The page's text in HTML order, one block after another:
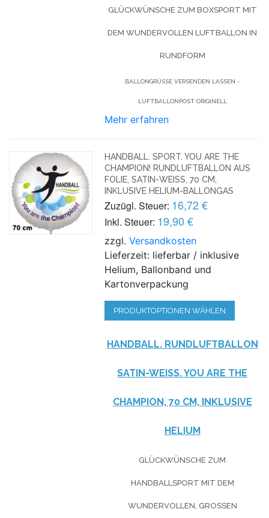
GLÜCKWÜNSCHE ZUM BOXSPORT MIT
DEM WUNDERVOLLEN LUFTBALLON IN
RUNDFORM
BALLONGRÜSSE VERSENDEN LASSEN - L
UFTBALLONPOST ORIGINELL
Mehr erfahren
HANDBALL. SPORT. YOU ARE THE
CHAMPION! RUNDLUFTBALLON AUS
FOLIE, SATIN-WEISS, 70 CM,
INKLUSIVE HELIUM-BALLONGAS
Zuzügl. Steuer: 16,72 €
Inkl. Steuer: 19,90 €
zzgl.Versandkosten
Lieferzeit: lieferbar / inklusive
Helium, Ballonband und
Kartonverpackung
PRODUKTOPTIONEN WÄHLEN
HANDBALL. RUNDLUFTBALLON
SATIN-WEISS. YOU ARE THE
CHAMPION, 70 CM, INKLUSIVE
HELIUM
GLÜCKWÜNSCHE ZUM
HANDBALLSPORT MIT DEM
WUNDERVOLLEN, GROSSEN L